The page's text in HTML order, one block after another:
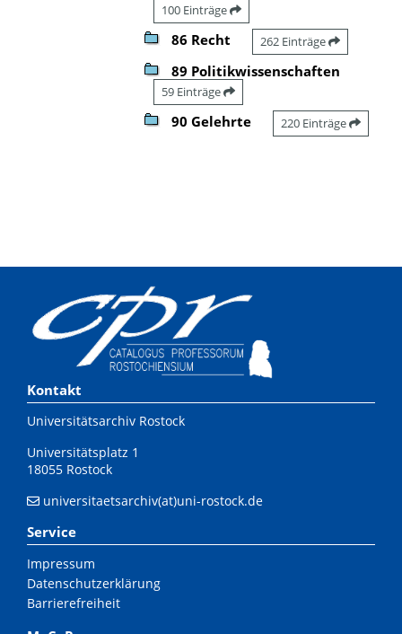
100 Einträge
86 Recht 262 Einträge
89 Politikwissenschaften
59 Einträge
90 Gelehrte 220 Einträge
Kontakt
Universitätsarchiv Rostock
Universitätsplatz 1
18055 Rostock
universitaetsarchiv(at)uni-rostock.de
Service
Impressum
Datenschutzerklärung
Barrierefreiheit